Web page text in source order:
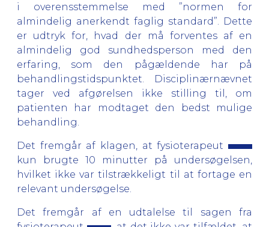
i overensstemmelse med ”normen for
almindelig anerkendt faglig standard”. Dette
er udtryk for, hvad der må forventes af en
almindelig god sundhedsperson med den
erfaring, som den pågældende har på
behandlingstidspunktet. Disciplinærnævnet
tager ved afgørelsen ikke stilling til, om
patienten har modtaget den bedst mulige
behandling.
Det fremgår af klagen, at fysioterapeut
kun brugte 10 minutter på undersøgelsen,
hvilket ikke var tilstrækkeligt til at fortage en
relevant undersøgelse.
Det fremgår af en udtalelse til sagen fra